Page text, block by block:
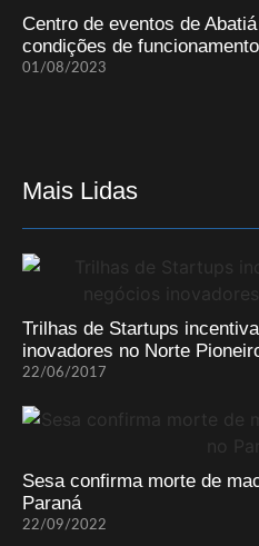
Centro de eventos de
condições de funcionamento
01/08/2023
Mais Lidas
Trilhas de Startups
inovadores no Norte
22/06/2017
Sesa confirma morte de
Paraná
22/09/2022